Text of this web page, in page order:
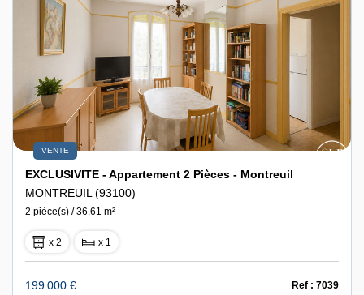
VENTE
EXCLUSIVITE - Appartement 2 Pièces - Montreuil
MONTREUIL (93100)
2 pièce(s) / 36.61 m²
x 2 x 1
199 000 € Ref : 7039